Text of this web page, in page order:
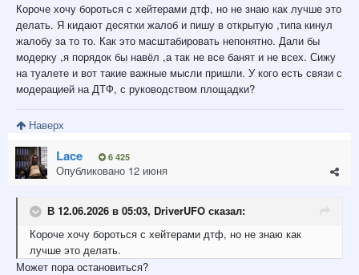
Короче хочу бороться с хейтерами дтф, но не знаю как лучше это
делать. Я кидают десятки жалоб и пишу в открытую ,типа кинул
жалобу за то то. Как это масштабировать непонятно. Дали бы
модерку ,я порядок бы навёл ,а так не все банят и не всех. Сижу
на туалете и вот такие важные мысли пришли. У кого есть связи с
модерацией на ДТФ, с руководством площадки?
Наверх
Lace 6 425
Опубликовано 12 июня
В 12.06.2026 в 05:03, DriverUFO сказал:
Короче хочу бороться с хейтерами дтф, но не знаю как
лучше это делать.
Может пора остановиться?